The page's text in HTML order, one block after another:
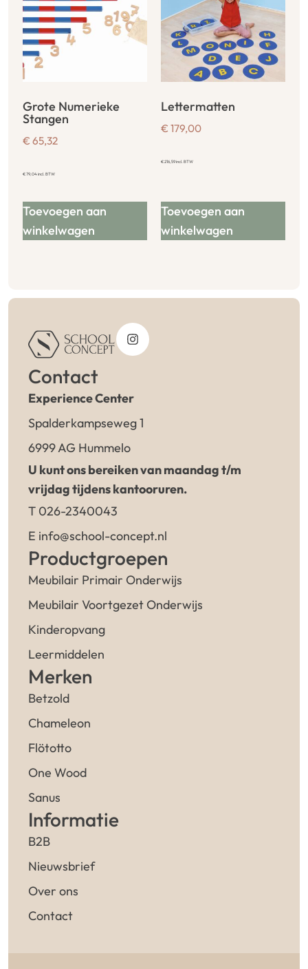
Grote Numerieke
Stangen
€ 65,32
€79,04incl. BTW
Toevoegen aan
winkelwagen
Lettermatten
€ 179,00
€216,59incl. BTW
Toevoegen aan
winkelwagen
Contact
Experience Center
Spalderkampseweg 1
6999 AG Hummelo
U kunt ons bereiken van maandag t/m
vrijdag tijdens kantooruren.
T 026-2340043
E info@school-concept.nl
Productgroepen
Meubilair Primair Onderwijs
Meubilair Voortgezet Onderwijs
Kinderopvang
Leermiddelen
Merken
Betzold
Chameleon
Flötotto
One Wood
Sanus
Informatie
B2B
Nieuwsbrief
Over ons
Contact